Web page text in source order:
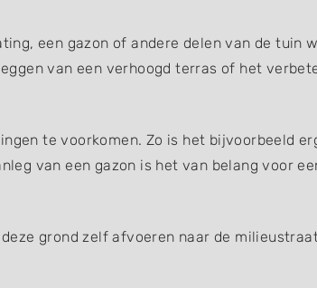
een gazon of andere delen van de tuin
van een verhoogd terras of het
te voorkomen. Zo is het bijvoorbeeld
van een gazon is het van belang voor
grond zelf afvoeren naar de